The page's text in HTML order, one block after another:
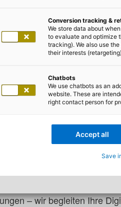
Kongresshotel, Selikumer
2025
als
die digitale
an Stand
mitgestalten. Mit unserer
Cloud-Strategien und
effizienter und
über die
– wir begleiten Ihre
Conversion tracking &
We store data about
to evaluate and optimize
tracking). We also use
their interests
Chatbots
We use chatbots as an
website. These are
right contact person for
Accept all
Save